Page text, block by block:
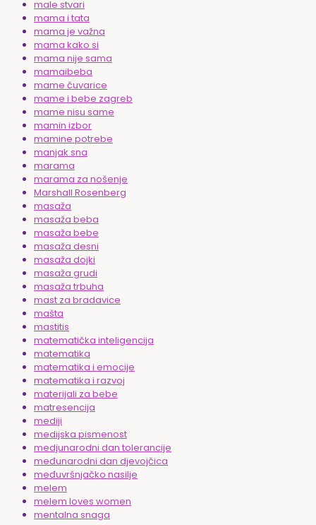
male stvari
mama i tata
mama je važna
mama kako si
mama nije sama
mamaibeba
mame čuvarice
mame i bebe zagreb
mame nisu same
mamin izbor
mamine potrebe
manjak sna
marama
marama za nošenje
Marshall Rosenberg
masaža
masaža beba
masaža bebe
masaža desni
masaža dojki
masaža grudi
masaža trbuha
mast za bradavice
mašta
mastitis
matematička inteligencija
matematika
matematika i emocije
matematika i razvoj
materijali za bebe
matresencija
mediji
medijska pismenost
medjunarodni dan tolerancije
međunarodni dan djevojčica
međuvršnjačko nasilje
melem
melem loves women
mentalna snaga